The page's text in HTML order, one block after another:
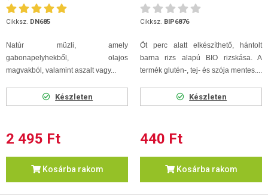
Cikksz. DN685
Natúr müzli, amely
gabonapelyhekből, olajos
magvakból, valamint aszalt vagy...
Készleten
2 495 Ft
Kosárba rakom
Cikksz. BIP6876
Öt perc alatt elkészíthető, hántolt
barna rizs alapú BIO rizskása. A
termék glutén-, tej- és szója mentes....
Készleten
440 Ft
Kosárba rakom